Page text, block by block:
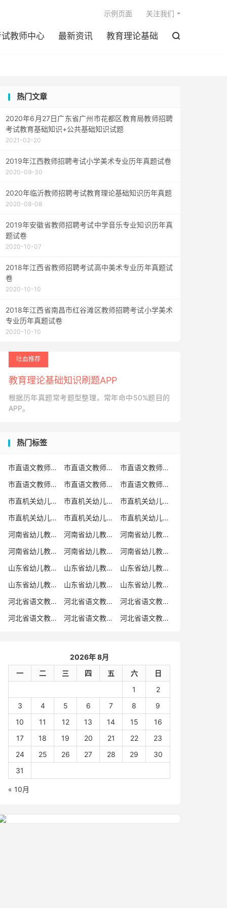
教师中心 最新资讯 教育理论基础 
示例页面 关注我们
热门文章
2020年6月27日广东省广州市花都区教育局教师招聘
考试教育基础知识+公共基础知识试题
2021-02-20
2019年江西教师招聘考试小学美术专业历年真题试卷
2020-09-30
2020年临沂教师招聘考试教育理论基础知识历年真题
2020-08-08
2019年安徽省教师招聘考试中学音乐专业知识历年真
题试卷
2020-10-07
2018年江西省教师招聘考试高中美术专业历年真题试
卷
2020-10-10
2018年江西省南昌市红谷滩区教师招聘考试小学美术
专业历年真题试卷
2020-10-10
吐血推荐
教育理论基础知识刷题APP
根据历年真题常考题型整理，常年命中50%题目的
APP。
热门标签
市直语文教师招聘 市直语文教师招聘考试真题
市直语文教师招聘考试真题卷
市直语文教师编制考试真题
市直语文教师编制考试真题卷
市直语文教师考试
市直机关幼儿教师招聘
市直机关幼儿教师考试
市直机关幼儿教师招聘考试真题
市直机关幼儿教师招聘考试真题卷
市直机关幼儿教师编制考试真题卷
市直机关幼儿教师编制考试真题
河南省幼儿教师招聘
河南省幼儿教师考试
河南省幼儿教师招聘考试真题
河南省幼儿教师招聘考试真题卷
河南省幼儿教师编制考试真题
河南省幼儿教师编制考试真题卷
山东省幼儿教师招聘
山东省幼儿教师考试
山东省幼儿教师招聘考试真题
山东省幼儿教师招聘考试真题卷
山东省幼儿教师编制考试真题
山东省幼儿教师编制考试真题卷
河北省语文教师招聘
河北省语文教师招聘考试真题
河北省语文教师招聘考试真题卷
河北省语文教师编制考试真题
河北省语文教师编制考试真题卷 河北省语文教师考试
2026年 8月
一
二 三 四 五 六
日
1
2
3
4 5 6 7 8
9
10
11 12 13 14 15
16
17
18 19 20 21 22
23
24
25 26 27 28 29
30
31
« 10月